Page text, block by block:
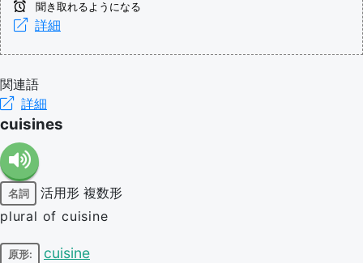
聞き取れるようになる
詳細
関連語
詳細
cuisines
名詞 活用形 複数形
plural of cuisine
原形: cuisine